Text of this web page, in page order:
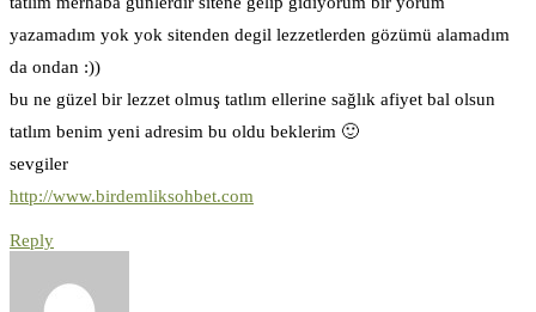
yazamadım yok yok sitenden degil lezzetlerden gözümü alamadım
da ondan :))
bu ne güzel bir lezzet olmuş tatlım ellerine sağlık afiyet bal olsun
tatlım benim yeni adresim bu oldu beklerim 🙂
sevgiler
http://www.birdemliksohbet.com
Reply